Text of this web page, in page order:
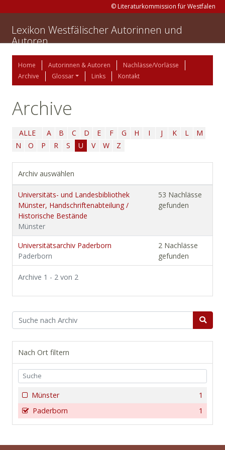
© Literaturkommission für Westfalen
Lexikon Westfälischer Autorinnen und
Autoren
Home Autorinnen & Autoren
Nachlässe/Vorlässe
Archive
Glossar Links Kontakt
Archive
ALLE A B C D E F G H I J K L
M
N
O P R S U V W Z
Archiv auswählen
Universitäts- und Landesbibliothek
Münster, Handschriftenabteilung /
Historische Bestände
Münster
53 Nachlässe
gefunden
Universitätsarchiv Paderborn
Paderborn
2 Nachlässe
gefunden
Archive 1 - 2 von 2
Nach Ort filtern
1
Münster
1
Paderborn